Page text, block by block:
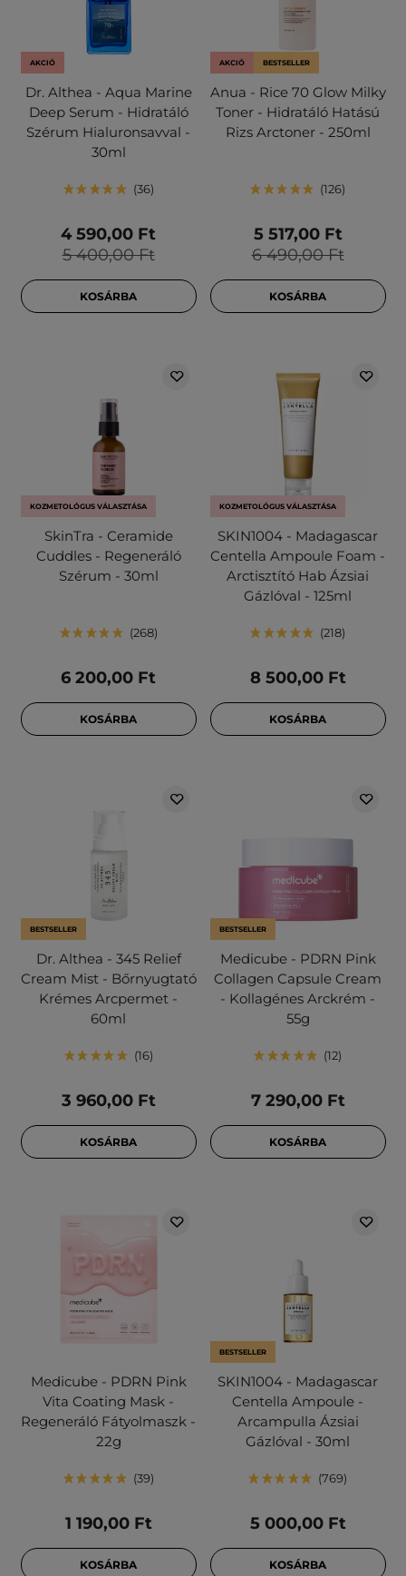
AKCIÓ
Dr. Althea - Aqua Marine
Deep Serum - Hidratáló
Szérum Hialuronsavval -
30ml
36
5 400,00 Ft
4 590,00 Ft
KOSÁRBA
AKCIÓ BESTSELLER
Anua - Rice 70 Glow Milky
Toner - Hidratáló Hatású
Rizs Arctoner - 250ml
126
6 490,00 Ft
5 517,00 Ft
KOSÁRBA
KOZMETOLÓGUS VÁLASZTÁSA
SkinTra - Ceramide
Cuddles - Regeneráló
Szérum - 30ml
268
6 200,00 Ft
KOSÁRBA
KOZMETOLÓGUS VÁLASZTÁSA
SKIN1004 - Madagascar
Centella Ampoule Foam -
Arctisztító Hab Ázsiai
Gázlóval - 125ml
218
8 500,00 Ft
KOSÁRBA
BESTSELLER
Dr. Althea - 345 Relief
Cream Mist - Bőrnyugtató
Krémes Arcpermet -
60ml
16
3 960,00 Ft
KOSÁRBA
BESTSELLER
Medicube - PDRN Pink
Collagen Capsule Cream
- Kollagénes Arckrém -
55g
12
7 290,00 Ft
KOSÁRBA
Medicube - PDRN Pink
Vita Coating Mask -
Regeneráló Fátyolmaszk -
22g
39
1 190,00 Ft
KOSÁRBA
BESTSELLER
SKIN1004 - Madagascar
Centella Ampoule -
Arcampulla Ázsiai
Gázlóval - 30ml
769
5 000,00 Ft
KOSÁRBA